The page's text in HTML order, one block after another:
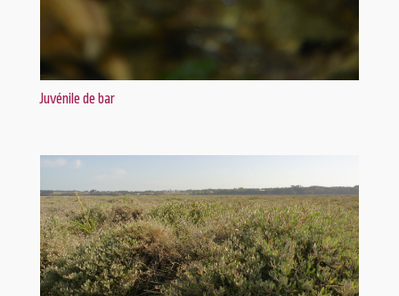
Juvénile de bar